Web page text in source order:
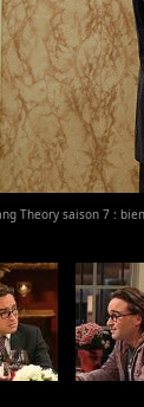
Theory saison 7 :